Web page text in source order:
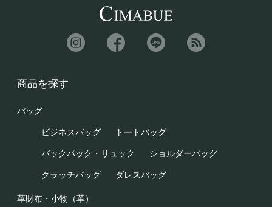
商品を探す
バッグ
ビジネスバッグ トートバッグ
バックパック・リュック ショルダーバッグ
クラッチバッグ ダレスバッグ
革財布・小物（革）